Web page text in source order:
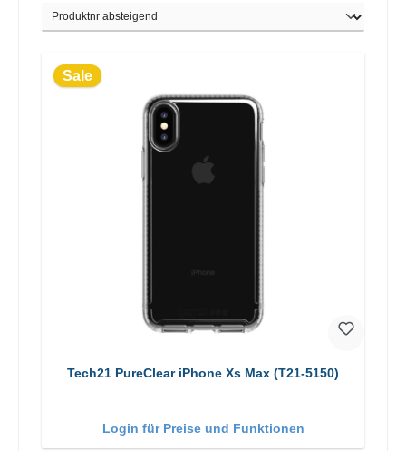
Sale
Tech21 PureClear iPhone Xs Max (T21-5150)
Login für Preise und Funktionen